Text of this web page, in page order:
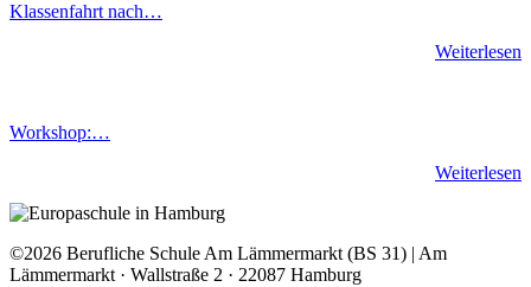
Klassenfahrt nach…
Weiterlesen
Workshop:…
Weiterlesen
©2026 Berufliche Schule Am Lämmermarkt (BS 31) | Am
Lämmermarkt · Wallstraße 2 · 22087 Hamburg